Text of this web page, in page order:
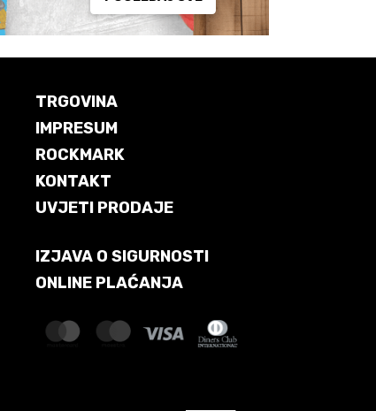
TRGOVINA
IMPRESUM
ROCKMARK
KONTAKT
UVJETI PRODAJE
IZJAVA O SIGURNOSTI
ONLINE PLAĆANJA